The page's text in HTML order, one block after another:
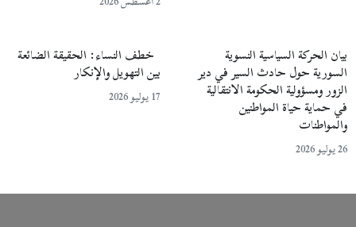
بيان الحركة السياسية النسوية
السورية حول حادث السير في دير
الزور ومسؤولية الحكومة الانتقالية
في حماية حياة المواطنين
والمواطنات
26 يوليو 2026
خطف النساء: الحقيقة الضائعة
بين التهويل والإنكار
17 يوليو 2026